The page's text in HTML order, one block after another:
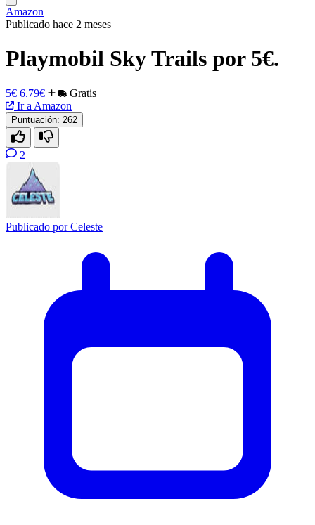
Amazon
Publicado hace 2 meses
Playmobil Sky Trails por 5€.
5€ 6.79€
Gratis
Ir a Amazon
Puntuación: 262
2
Publicado porCeleste